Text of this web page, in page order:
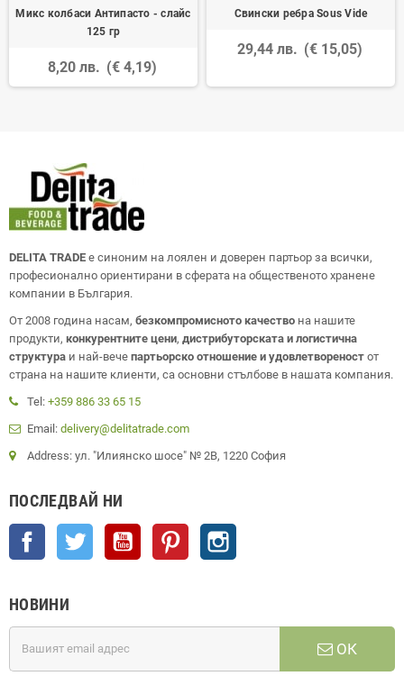
Микс колбаси Антипасто - слайс
125 гр
8,20 лв. (€ 4,19)
Свински ребра Sous Vide
29,44 лв. (€ 15,05)
DELITA TRADE е синоним на лоялен и доверен партьор за всички,
професионално ориентирани в сферата на общественото хранене
компании в България.
От 2008 година насам, безкомпромисното качество на нашите
продукти, конкурентните цени, дистрибуторската и логистична
структура и най-вече партьорско отношение и удовлетвореност от
страна на нашите клиенти, са основни стълбове в нашата компания.
Tel: +359 886 33 65 15
Email: delivery@delitatrade.com
Address: ул. "Илиянско шосе" № 2В, 1220 София
ПОСЛЕДВАЙ НИ
Facebook Twitter YouTube Pinterest
НОВИНИ
ОК